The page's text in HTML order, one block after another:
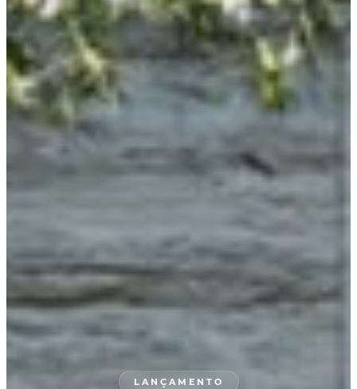
LANÇAMENTO